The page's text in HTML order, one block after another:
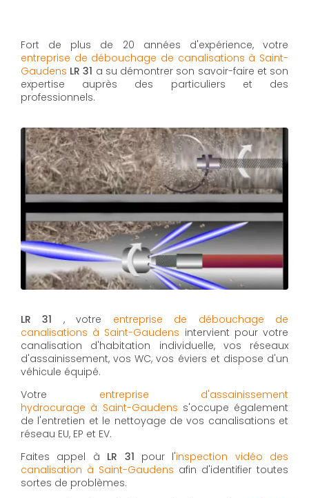
Fort de plus de 20 années d'expérience, votre
entreprise de débouchage de canalisations à Saint-
Gaudens LR 31 a su démontrer son savoir-faire et son
expertise auprès des particuliers et des
professionnels.
LR 31 , votre entreprise de débouchage de
canalisations à Saint-Gaudens intervient pour votre
canalisation d'habitation individuelle, vos réseaux
d'assainissement, vos WC, vos éviers et dispose d'un
véhicule équipé.
Votre entreprise d'assainissement
hydrocurage à Saint-Gaudens s'occupe également
de l'entretien et le nettoyage de vos canalisations et
réseau EU, EP et EV.
Faites appel à LR 31 pour l'inspection vidéo des
canalisation à Saint-Gaudens afin d'identifier toutes
sortes de problèmes.